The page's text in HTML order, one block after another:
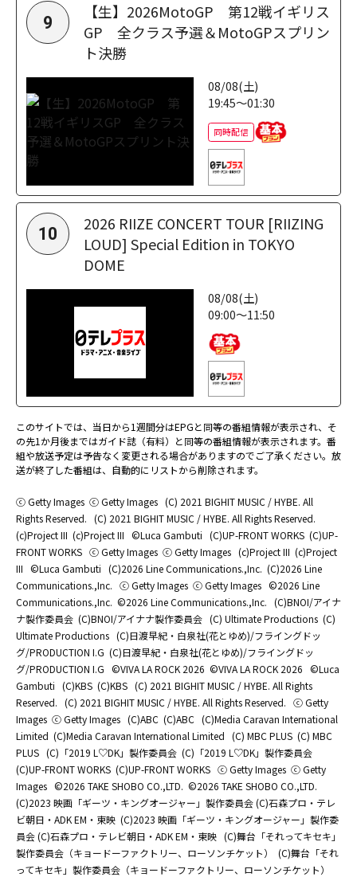
9
【生】2026MotoGP 第12戦イギリス
GP 全クラス予選＆MotoGPスプリン
ト決勝
08/08(土)
19:45～01:30
同時配信
10
2026 RIIZE CONCERT TOUR [RIIZING
LOUD] Special Edition in TOKYO
DOME
08/08(土)
09:00～11:50
このサイトでは、当日から1週間分はEPGと同等の番組情報が表示され、そ
の先1か月後まではガイド誌（有料）と同等の番組情報が表示されます。番
組や放送予定は予告なく変更される場合がありますのでご了承ください。放
送が終了した番組は、自動的にリストから削除されます。
ⓒ Getty Images ⓒ Getty Images (C) 2021 BIGHIT MUSIC / HYBE. All
Rights Reserved. (C) 2021 BIGHIT MUSIC / HYBE. All Rights Reserved.
(c)Project III (c)Project III ©Luca Gambuti (C)UP-FRONT WORKS (C)UP-
FRONT WORKS ⓒ Getty Images ⓒ Getty Images (c)Project III (c)Project
III ©Luca Gambuti (C)2026 Line Communications.,Inc. (C)2026 Line
Communications.,Inc. ⓒ Getty Images ⓒ Getty Images ©2026 Line
Communications.,Inc. ©2026 Line Communications.,Inc. (C)BNOI/アイナ
ナ製作委員会 (C)BNOI/アイナナ製作委員会 (C) Ultimate Productions (C)
Ultimate Productions (C)日渡早紀・白泉社(花とゆめ)/フライングドッ
グ/PRODUCTION I.G (C)日渡早紀・白泉社(花とゆめ)/フライングドッ
グ/PRODUCTION I.G ©️VIVA LA ROCK 2026 ©️VIVA LA ROCK 2026 ©Luca
Gambuti (C)KBS (C)KBS (C) 2021 BIGHIT MUSIC / HYBE. All Rights
Reserved. (C) 2021 BIGHIT MUSIC / HYBE. All Rights Reserved. ⓒ Getty
Images ⓒ Getty Images (C)ABC (C)ABC (C)Media Caravan International
Limited (C)Media Caravan International Limited (C) MBC PLUS (C) MBC
PLUS (C)「2019 L♡DK」製作委員会 (C)「2019 L♡DK」製作委員会
(C)UP-FRONT WORKS (C)UP-FRONT WORKS ⓒ Getty Images ⓒ Getty
Images ©2026 TAKE SHOBO CO.,LTD. ©2026 TAKE SHOBO CO.,LTD.
(C)2023 映画「ギーツ・キングオージャー」製作委員会 (C)石森プロ・テレ
ビ朝日・ADK EM・東映 (C)2023 映画「ギーツ・キングオージャー」製作委
員会 (C)石森プロ・テレビ朝日・ADK EM・東映 (C)舞台「それってキセキ」
製作委員会（キョードーファクトリー、ローソンチケット）
(C)舞台「それ
ってキセキ」製作委員会（キョードーファクトリー、ローソンチケット）